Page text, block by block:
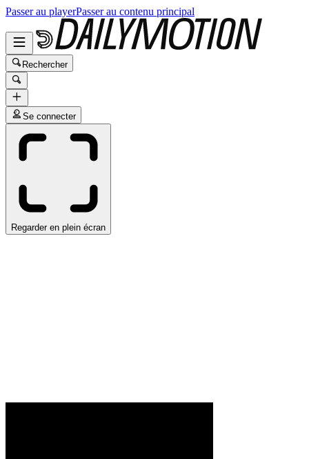
Passer au playerPasser au contenu principal
Rechercher
Se connecter
Regarder en plein écran